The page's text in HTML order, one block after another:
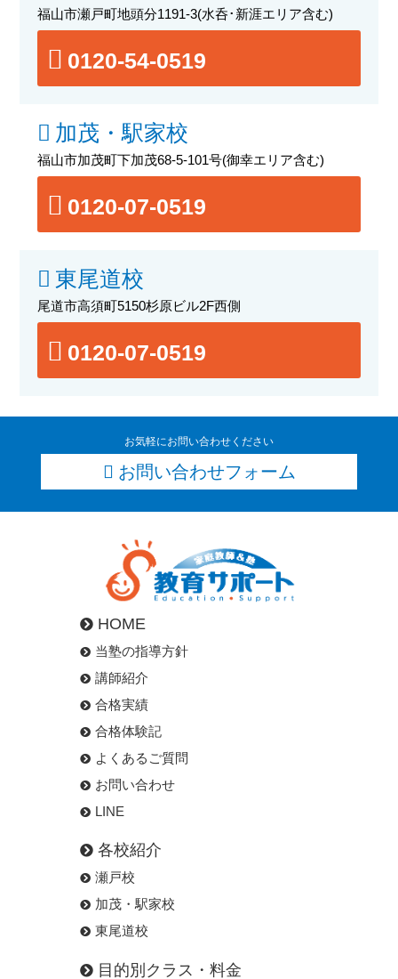
福山市瀬戸町地頭分1191-3(水呑･新涯エリア含む)
0120-54-0519
加茂・駅家校
福山市加茂町下加茂68-5-101号(御幸エリア含む)
0120-07-0519
東尾道校
尾道市高須町5150杉原ビル2F西側
0120-07-0519
お気軽にお問い合わせください
お問い合わせフォーム
HOME
当塾の指導方針
講師紹介
合格実績
合格体験記
よくあるご質問
お問い合わせ
LINE
各校紹介
瀬戸校
加茂・駅家校
東尾道校
目的別クラス・料金